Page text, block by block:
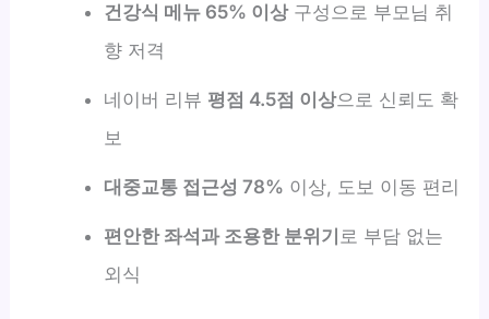
건강식 메뉴 65% 이상구성으로 부모님 취
향 저격
네이버 리뷰 평점 4.5점 이상으로 신뢰도 확
보
대중교통 접근성 78% 이상, 도보 이동 편리
편안한 좌석과 조용한 분위기 로 부담 없는
외식